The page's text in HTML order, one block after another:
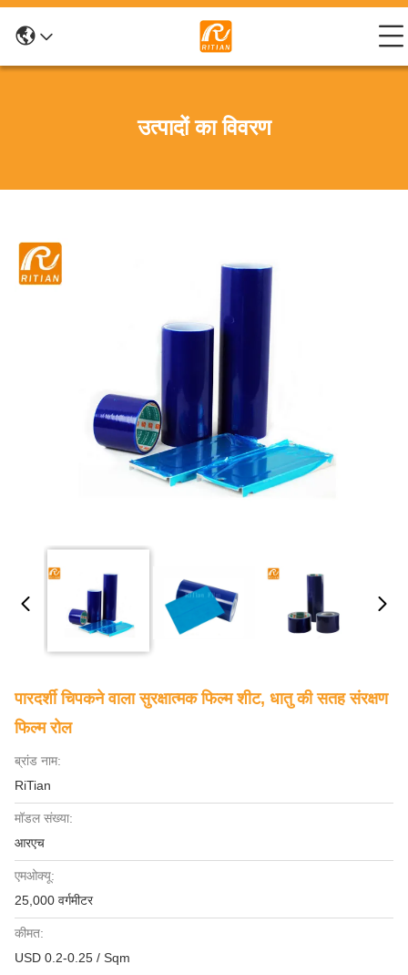
उत्पादों का विवरण
पारदर्शी चिपकने वाला सुरक्षात्मक फिल्म शीट, धातु की सतह संरक्षण
फिल्म रोल
ब्रांड नाम:
RiTian
मॉडल संख्या:
आरएच
एमओक्यू:
25,000 वर्गमीटर
कीमत:
USD 0.2-0.25 / Sqm